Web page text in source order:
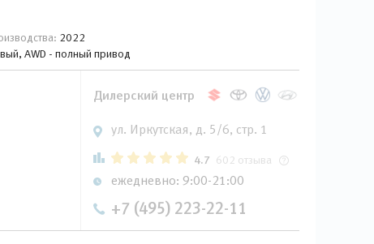
2022
AWD - полный привод
Дилерский центр
ул. Иркутская, д. 5/6, стр. 1
4.7 602 отзыва
ежедневно: 9:00-21:00
+7 (495) 223-22-11